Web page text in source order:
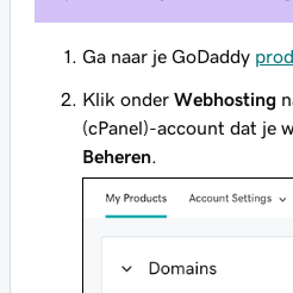
Ga naar je GoDaddy
Klik onder Webhosting
(cPanel)-account dat je
Beheren